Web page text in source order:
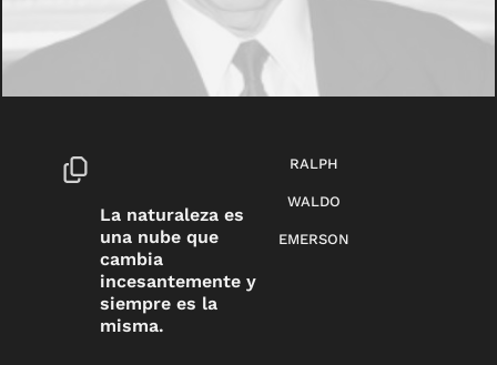
La naturaleza es
una nube que
cambia
incesantemente y
siempre es la
misma.
RALPH
WALDO
EMERSON